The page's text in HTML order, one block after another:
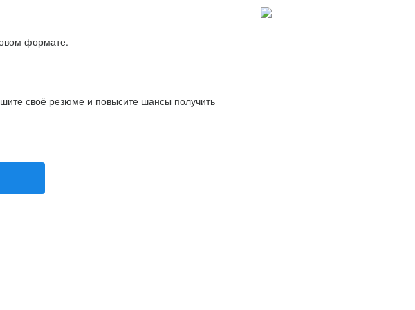
формате.
своё резюме и повысите шансы получить